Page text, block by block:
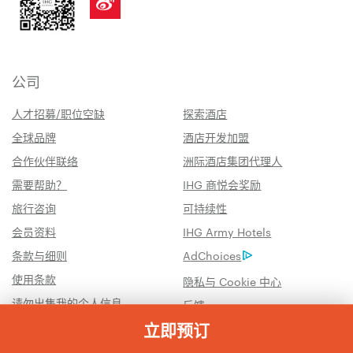
立即预订
公司
人才招募/职位空缺
探索酒店
全球品牌
酒店开发加盟
合作伙伴联络
洲际酒店集团代理人
需要帮助？
IHG 商悦会奖励
旅行咨询
可持续性
会员资料
IHG Army Hotels
条款与细则
AdChoices
使用条款
隐私与 Cookie 中心
请勿出售我的个人信息
反馈